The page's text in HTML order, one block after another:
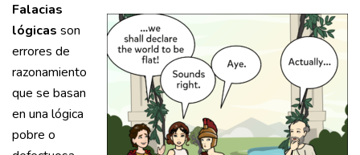
Falacias
lógicas son
errores de
razonamiento
que se basan
en una lógica
pobre o